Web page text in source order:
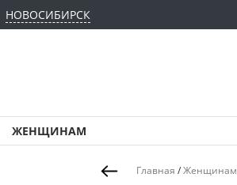
НОВОСИБИРСК
ЖЕНЩИНАМ
Главная /Женщинам